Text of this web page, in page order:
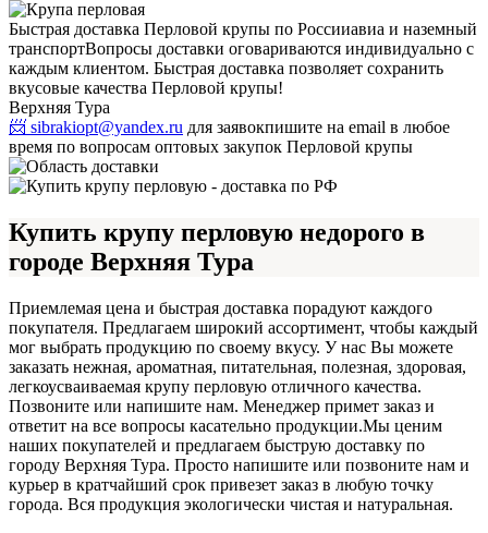
Быстрая доставка Перловой крупы по Россииавиа и наземный
транспортВопросы доставки оговариваются индивидуально с
каждым клиентом. Быстрая доставка позволяет сохранить
вкусовые качества Перловой крупы!
Верхняя Тура
📨 sibrakiopt@yandex.ru для заявокпишите на email в любое
время по вопросам оптовых закупок Перловой крупы
Купить крупу перловую недорого в
городе Верхняя Тура
Приемлемая цена и быстрая доставка порадуют каждого
покупателя. Предлагаем широкий ассортимент, чтобы каждый
мог выбрать продукцию по своему вкусу. У нас Вы можете
заказать нежная, ароматная, питательная, полезная, здоровая,
легкоусваиваемая крупу перловую отличного качества.
Позвоните или напишите нам. Менеджер примет заказ и
ответит на все вопросы касательно продукции.Мы ценим
наших покупателей и предлагаем быструю доставку по
городу Верхняя Тура. Просто напишите или позвоните нам и
курьер в кратчайший срок привезет заказ в любую точку
города. Вся продукция экологически чистая и натуральная.